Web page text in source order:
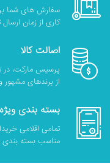
کاری از زمان
اصالت کالا
پرسیس مارکت، در
از برندهای مشهور
بسته بندی ویژه
تمامی اقلامی
مناسب بسته